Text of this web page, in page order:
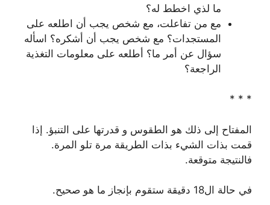
ما لذي اخطط له؟
مع من تفاعلت، مع شخص يجب أن اطلعه على
المستجدات؟ مع شخص يجب أن أشكره؟ اسأله
سؤال عن أمر ما؟ أطلعه على معلومات التغذية
الراجعة؟
* * *
المفتاح إلى ذلك هو الطقوس و قدرتها على التنبؤ. إذا
قمت بذات الشيء بذات الطريقة مرة تلو المرة.
فالنتيجة متوقعة.
في حالة ال18 دقيقة ستقوم بإنجاز ما هو صحيح.